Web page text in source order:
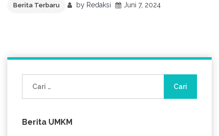
Berita Terbaru by Redaksi Juni 7, 2024
untuk:
Berita UMKM